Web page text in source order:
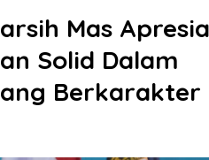
Mas
Solid Dalam
Berkarakter